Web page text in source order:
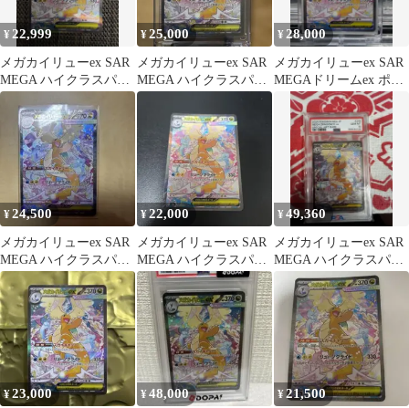
¥ 22,999
メガカイリューex SAR
MEGA ハイクラスパッ
ク MEGAドリームex …
¥25,000
メガカイリューex SAR
MEGA ハイクラスパッ
ク MEGAドリームex
¥ 28,000
メガカイリューex SAR
MEGAドリームex ポケ
モンカード
¥24,500
メガカイリューex SAR
MEGA ハイクラスパッ
ク MEGAドリームex …
¥22,000
メガカイリューex SAR
MEGA ハイクラスパッ
ク MEGAドリームex …
¥49,360
メガカイリューex SAR
MEGA ハイクラスパッ
ク MEGAドリームex
¥23,000 ¥48,000 ¥21,500